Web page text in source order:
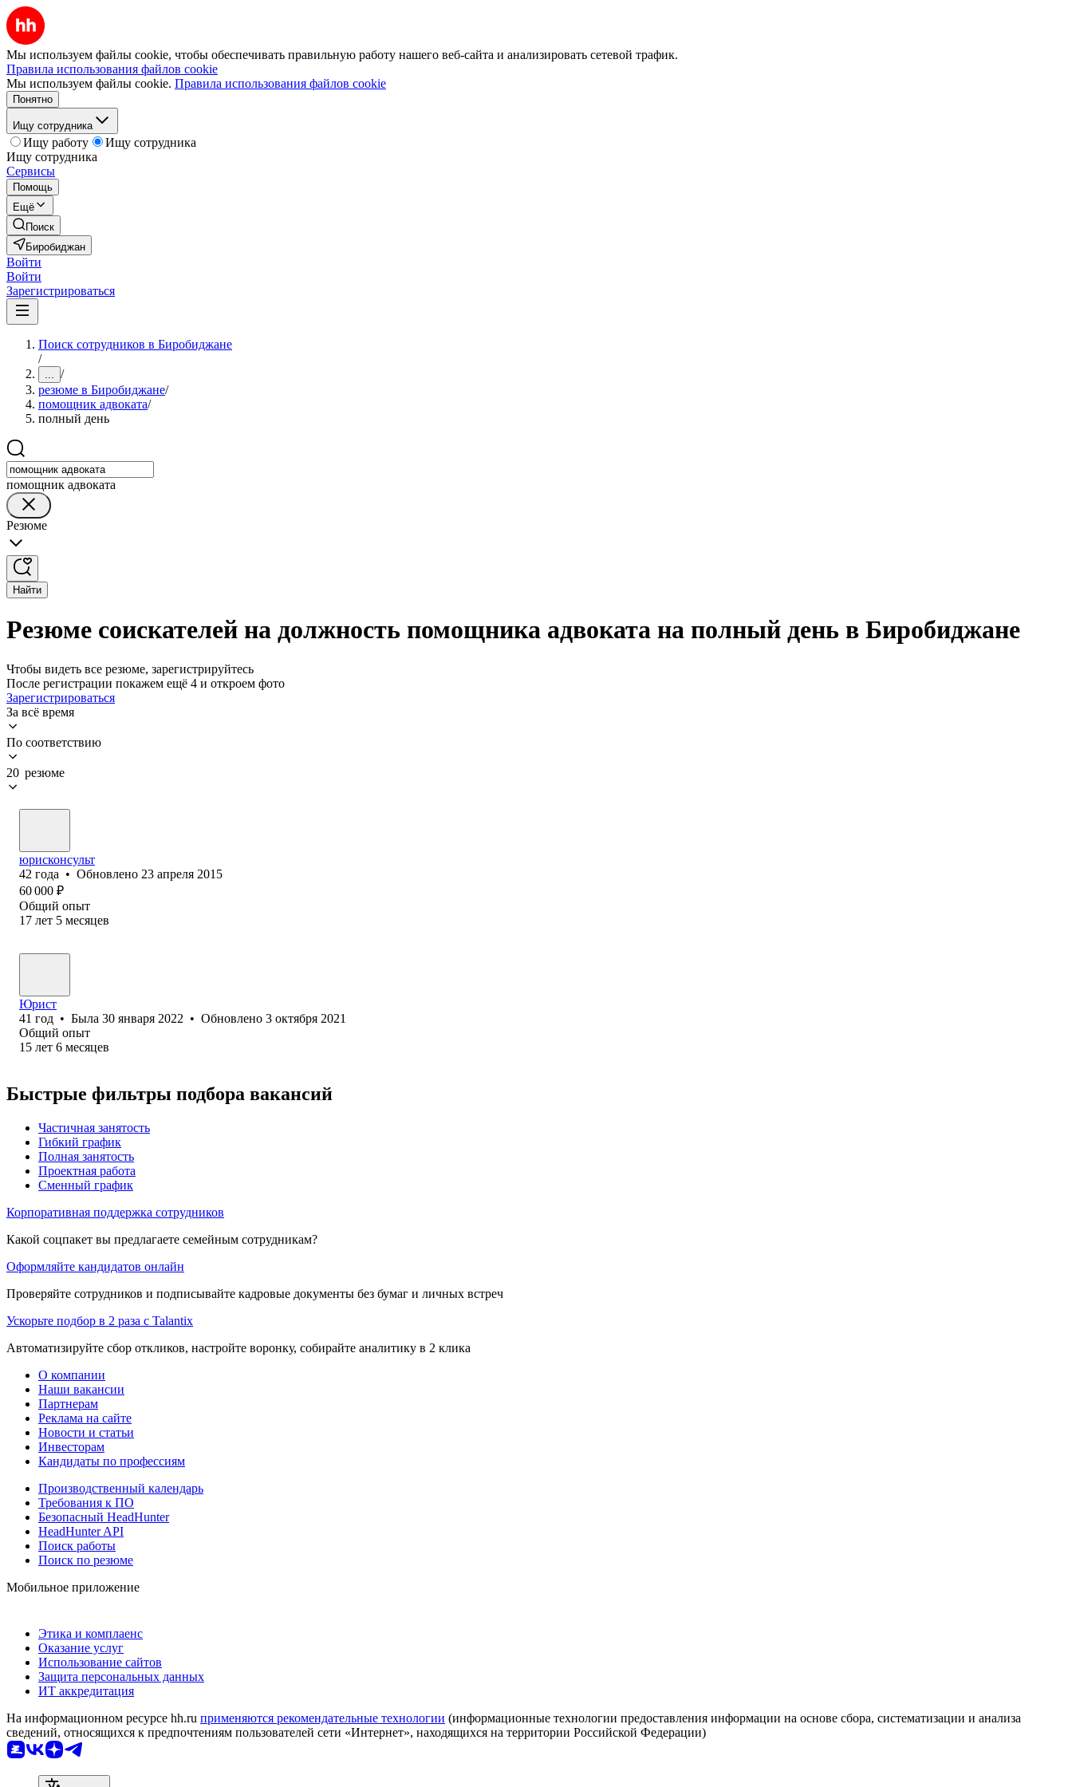
Мы используем файлы cookie, чтобы обеспечивать правильную работу нашего веб-сайта и анализировать сетевой трафик.
Правила использования файлов cookie
Мы используем файлы cookie. Правила использования файлов cookie
Понятно
Ищу сотрудника
Ищу работу
Ищу сотрудника
Ищу сотрудника
Сервисы
Помощь
Ещё
Поиск
Биробиджан
Войти
Войти
Зарегистрироваться
Поиск сотрудников в Биробиджане
/
... /
резюме в Биробиджане/
помощник адвоката/
полный день
помощник адвоката
Резюме
Найти
Резюме соискателей на должность помощника адвоката на полный день в Биробиджане
Чтобы видеть все резюме, зарегистрируйтесь
После регистрации покажем ещё 4 и откроем фото
Зарегистрироваться
За всё время
По соответствию
20 резюме
юрисконсульт
42 года • Обновлено 23 апреля 2015
60 000 ₽
Общий опыт
17 лет 5 месяцев
Юрист
41 год • Была 30 января 2022 • Обновлено 3 октября 2021
Общий опыт
15 лет 6 месяцев
Быстрые фильтры подбора вакансий
Частичная занятость
Гибкий график
Полная занятость
Проектная работа
Сменный график
Корпоративная поддержка сотрудников
Какой соцпакет вы предлагаете семейным сотрудникам?
Оформляйте кандидатов онлайн
Проверяйте сотрудников и подписывайте кадровые документы без бумаг и личных встреч
Ускорьте подбор в 2 раза с Talantix
Автоматизируйте сбор откликов, настройте воронку, собирайте аналитику в 2 клика
О компании
Наши вакансии
Партнерам
Реклама на сайте
Новости и статьи
Инвесторам
Кандидаты по профессиям
Производственный календарь
Требования к ПО
Безопасный HeadHunter
HeadHunter API
Поиск работы
Поиск по резюме
Мобильное приложение
Этика и комплаенс
Оказание услуг
Использование сайтов
Защита персональных данных
ИТ аккредитация
На информационном ресурсе hh.ru применяются рекомендательные технологии (информационные технологии предоставления информации на основе сбора, систематизации и анализа
сведений, относящихся к предпочтениям пользователей сети «Интернет», находящихся на территории Российской Федерации)